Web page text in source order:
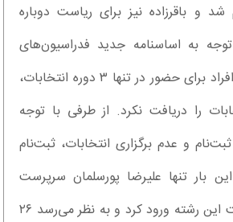
شد و باقرزاده نیز برای ریاست دوباره
به اساسنامه جدید فدراسیون‌های
ورزشی و مجاز بودن افراد برای حضور در تنها ۳ دوره انتخابات،
را دریافت نکرد. از طرفی با توجه
و عدم برگزاری انتخابات، ثبت‌نام
بار تنها علیرضا پورسلمان سرپرست
فدراسیون برای ریاست این رشته ورود کرد و به نظر می‌رسد ۲۶